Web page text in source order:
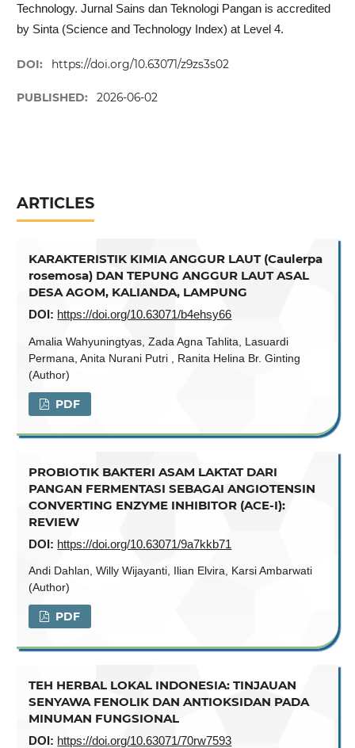
Technology. Jurnal Sains dan Teknologi Pangan is accredited
by Sinta (Science and Technology Index) at Level 4.
DOI: https://doi.org/10.63071/z9zs3s02
PUBLISHED: 2026-06-02
ARTICLES
KARAKTERISTIK KIMIA ANGGUR LAUT (Caulerpa
rosemosa) DAN TEPUNG ANGGUR LAUT ASAL
DESA AGOM, KALIANDA, LAMPUNG
DOI: https://doi.org/10.63071/b4ehsy66
Amalia Wahyuningtyas, Zada Agna Tahlita, Lasuardi
Permana, Anita Nurani Putri , Ranita Helina Br. Ginting
(Author)
PDF
PROBIOTIK BAKTERI ASAM LAKTAT DARI
PANGAN FERMENTASI SEBAGAI ANGIOTENSIN
CONVERTING ENZYME INHIBITOR (ACE-I):
REVIEW
DOI: https://doi.org/10.63071/9a7kkb71
Andi Dahlan, Willy Wijayanti, Ilian Elvira, Karsi Ambarwati
(Author)
PDF
TEH HERBAL LOKAL INDONESIA: TINJAUAN
SENYAWA FENOLIK DAN ANTIOKSIDAN PADA
MINUMAN FUNGSIONAL
DOI: https://doi.org/10.63071/70rw7593